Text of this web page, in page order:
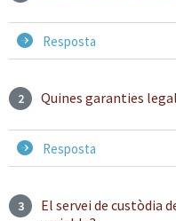
Resposta
2 Quines garanties
Resposta
3
El servei de custòdia